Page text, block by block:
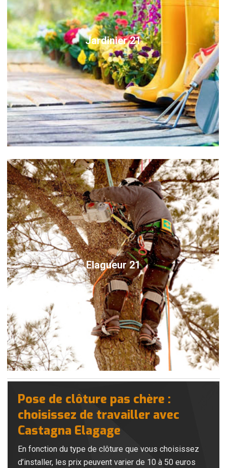
Jardinier 21
Elagueur 21
Pose de clôture pas chère :
choisissez de travailler avec
Castagna Elagage
En fonction du type de clôture que vous choisissez
d’installer, les prix peuvent varier de 10 à 50 euros